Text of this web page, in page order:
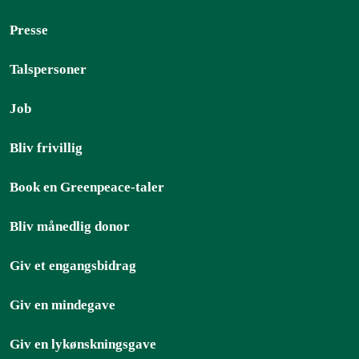
Presse
Talspersoner
Job
Bliv frivillig
Book en Greenpeace-taler
Bliv månedlig donor
Giv et engangsbidrag
Giv en mindegave
Giv en lykønskningsgave